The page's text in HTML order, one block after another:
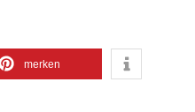
merken